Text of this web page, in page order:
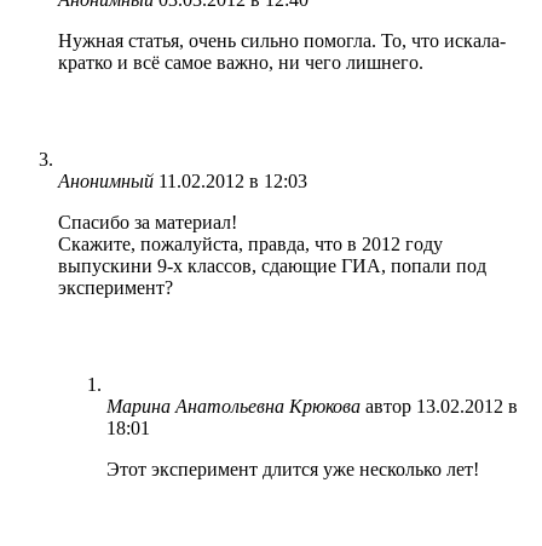
Нужная статья, очень сильно помогла. То, что искала-
кратко и всё самое важно, ни чего лишнего.
Анонимный 11.02.2012 в 12:03
Спасибо за материал!
Скажите, пожалуйста, правда, что в 2012 году
выпускини 9-х классов, сдающие ГИА, попали под
эксперимент?
Марина Анатольевна Крюкова автор 13.02.2012 в
18:01
Этот эксперимент длится уже несколько лет!